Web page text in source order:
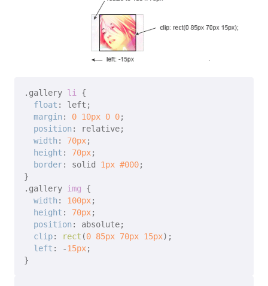
.gallery li
{
float : left;
margin : 0 10px 0 0;
position : relative;
width : 70px;
height : 70px;
border: solid 1px #000;
.gallery
img {
width : 100px;
height : 70px;
position : absolute;
clip: rect (0 85px 70px 15px);
left : -15px;